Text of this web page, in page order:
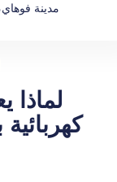
مدينة
لماذا